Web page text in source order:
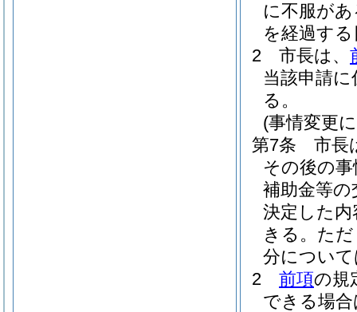
に不服が
を経過す
2
市長は、
当該申請
る。
(事情変更
第7条
市長
その後の
補助金等
決定した
きる。 た
分につい
2
前項の規
できる場